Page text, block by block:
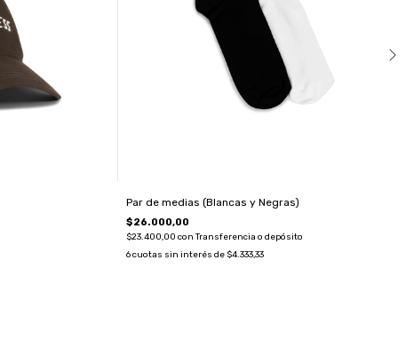
Par de medias (Blancas y Negras)
$26.000,00
$23.400,00con Transferencia o depósito
6cuotas sin interés de $4.333,33